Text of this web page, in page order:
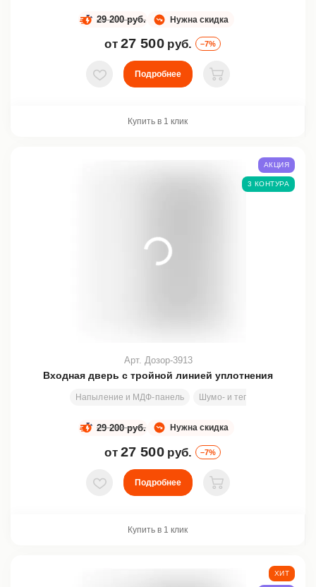
Нужна скидка
29 200 руб.
от 27 500 руб. –7%
В избранное
Подробнее
В корзину
Купить в 1 клик
Входная дверь с тройной линией уплотнения
Напыление и МДФ-панель Шумо- и теплоизоляция
Арт. Дозор-3913
Нужна скидка
29 200 руб.
от 27 500 руб. –7%
АКЦИЯ
3 КОНТУРА
В избранное
Подробнее
В корзину
Купить в 1 клик
ХИТ